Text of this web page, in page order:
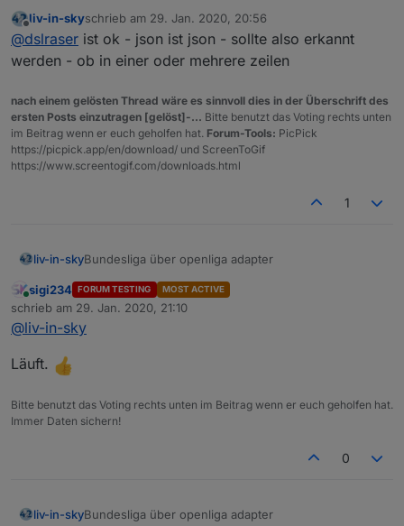
geschickt, den hatte ich nur mit
https://beautifier.io/"aufgehübscht", weil es sonst bei
mir im Editor eine Zeile war.
Offline
liv-in-skyschrieb am 29. Jan. 2020, 20:56
zuletzt editiert von
@dslraser ist ok - json ist json - sollte also erkannt
werden - ob in einer oder mehrere zeilen
nach einem gelösten Thread wäre es sinnvoll dies in der Überschrift des
ersten Posts einzutragen [gelöst]-... Bitte benutzt das Voting rechts unten
im Beitrag wenn er euch geholfen hat. Forum-Tools: PicPick
https://picpick.app/en/download/ und ScreenToGif
https://www.screentogif.com/downloads.html
1
liv-in-skyBundesliga über openliga adapter
die daten kommen von hier:
https://forum.iobroker.net/topic/29506/test-adapter-
openligadb-v0-0-x
wie versprochen - hier mal eine erster entwurf - für
datenpunkt anzulegen und im script
falls du die zeilen nicht in unterschiedlichen
automatisches triggern der scripts bei änderung
tabelle
Online
sigi234 FORUM TESTING MOST ACTIVE
schrieb am 29. Jan. 2020, 21:10
zuletzt editiert von
@liv-in-sky
Läuft.
Bitte benutzt das Voting rechts unten im Beitrag wenn er euch geholfen hat.
Immer Daten sichern!
0
liv-in-skyBundesliga über openliga adapter